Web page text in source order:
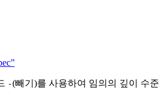
-(빼기)를 사용하여 임의의 깊이 수준